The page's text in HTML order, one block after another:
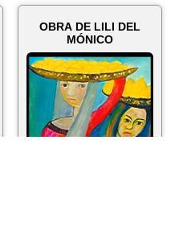
OBRA DE LILI DEL
MÓNICO